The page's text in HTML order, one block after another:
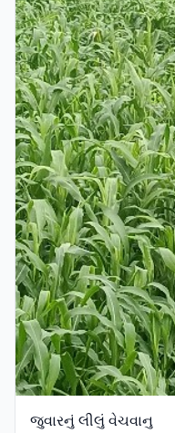
જુવારનું લીલું વેચવાનુ